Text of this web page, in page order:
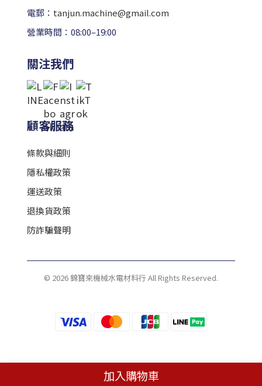
加入購物車
電郵： tanjun.machine@gmail.com
營業時間：08:00–19:00
關注我們
顧客服務
條款與細則
隱私權政策
運送政策
退換貨政策
防詐騙聲明
© 2026 錦寶來機械水電材料行 All Rights Reserved.